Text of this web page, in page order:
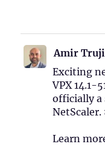
Amir
Exciting
VPX 14.1-
officially a
NetScaler.
Learn